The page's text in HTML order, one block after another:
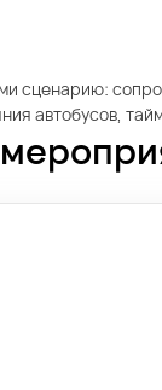
сценарию:
автобусов,